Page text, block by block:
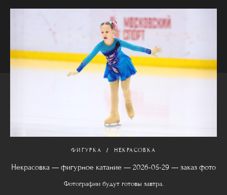
ФИГУРКА НЕКРАСОВКА
Некрасовка — фигурное катание — 2026-05-29 — заказ фото
Фотографии будут готовы завтра.